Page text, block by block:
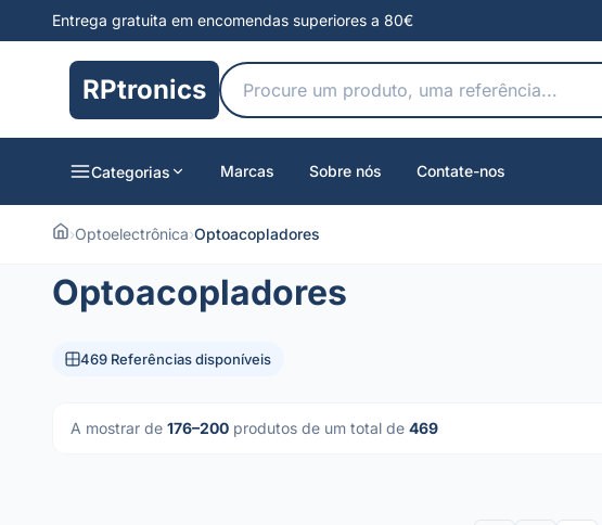
Entrega gratuita em encomendas superiores a 80€
RPtronics
Categorias Marcas Sobre nós Contate-nos
›Optoelectrônica›Optoacopladores
Optoacopladores
469 Referências disponíveis
A mostrar de 176–200 produtos de um total de 469